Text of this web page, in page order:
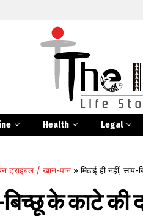
Health Legal
ट्राइबल / खान-पान » मिठाई ही नहीं,
बिच्छू के काटे की